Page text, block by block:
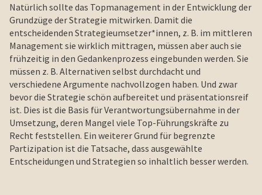
Natürlich sollte das Topmanagement in der Entwicklung der
Grundzüge der Strategie mitwirken. Damit die
entscheidenden Strategieumsetzer*innen, z. B. im mittleren
Management sie wirklich mittragen, müssen aber auch sie
frühzeitig in den Gedankenprozess eingebunden werden. Sie
müssen z. B. Alternativen selbst durchdacht und
verschiedene Argumente nachvollzogen haben. Und zwar
bevor die Strategie schön aufbereitet und präsentationsreif
ist. Dies ist die Basis für Verantwortungsübernahme in der
Umsetzung, deren Mangel viele Top-Führungskräfte zu
Recht feststellen. Ein weiterer Grund für begrenzte
Partizipation ist die Tatsache, dass ausgewählte
Entscheidungen und Strategien so inhaltlich besser werden.